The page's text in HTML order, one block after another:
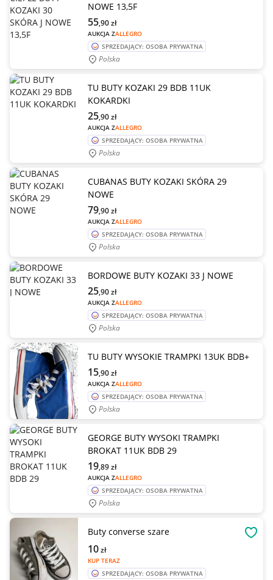
NOWE 13,5F
AUKCJA ZALLEGRO
55,90zł
SPRZEDAJĄCY: OSOBA PRYWATNA
Polska
TU BUTY KOZAKI 29 BDB 11UK
KOKARDKI
AUKCJA ZALLEGRO
25,90zł
SPRZEDAJĄCY: OSOBA PRYWATNA
Polska
CUBANAS BUTY KOZAKI SKÓRA 29
NOWE
AUKCJA ZALLEGRO
79,90zł
SPRZEDAJĄCY: OSOBA PRYWATNA
Polska
BORDOWE BUTY KOZAKI 33 J NOWE
AUKCJA ZALLEGRO
25,90zł
SPRZEDAJĄCY: OSOBA PRYWATNA
Polska
TU BUTY WYSOKIE TRAMPKI 13UK BDB+
AUKCJA ZALLEGRO
15,90zł
SPRZEDAJĄCY: OSOBA PRYWATNA
Polska
GEORGE BUTY WYSOKI TRAMPKI
BROKAT 11UK BDB 29
AUKCJA ZALLEGRO
19,89zł
SPRZEDAJĄCY: OSOBA PRYWATNA
Polska
Buty converse szare
KUP TERAZ
10zł
SPRZEDAJĄCY: OSOBA PRYWATNA